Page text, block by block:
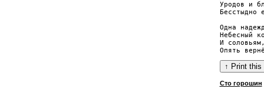
Уродов и
Бесстыдно
Одна
Небесный
И
Сто горошин